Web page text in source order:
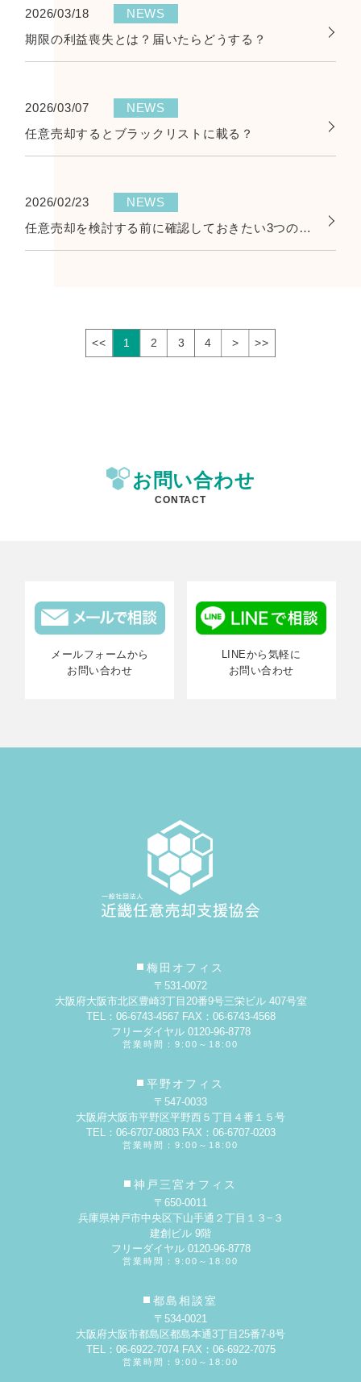
2026/03/18
NEWS
期限の利益喪失とは？届いたらどうする？
2026/03/07
NEWS
任意売却するとブラックリストに載る？
2026/02/23
NEWS
任意売却を検討する前に確認しておきたい3つのポイント
<< 1 2 3 4 > >>
お問い合わせ
CONTACT
メールフォームから
お問い合わせ
LINEから気軽に
お問い合わせ
梅田オフィス
〒531-0072
大阪府大阪市北区豊崎3丁目20番9号三栄ビル 407号室
TEL：06-6743-4567 FAX：06-6743-4568
フリーダイヤル 0120-96-8778
営業時間：9:00～18:00
平野オフィス
〒547-0033
大阪府大阪市平野区平野西５丁目４番１５号
TEL：06-6707-0803 FAX：06-6707-0203
営業時間：9:00～18:00
神戸三宮オフィス
〒650-0011
兵庫県神戸市中央区下山手通２丁目１３−３
建創ビル 9階
フリーダイヤル 0120-96-8778
営業時間：9:00～18:00
都島相談室
〒534-0021
大阪府大阪市都島区都島本通3丁目25番7-8号
TEL：06-6922-7074 FAX：06-6922-7075
営業時間：9:00～18:00